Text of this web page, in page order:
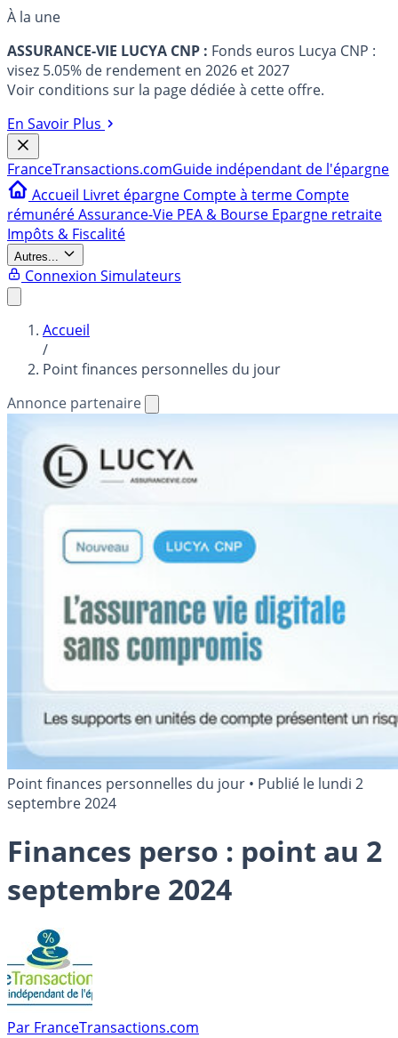
À la une
ASSURANCE-VIE LUCYA CNP : Fonds euros Lucya CNP :
visez 5.05% de rendement en 2026 et 2027
Voir conditions sur la page dédiée à cette offre.
En Savoir Plus
FranceTransactions.comGuide indépendant de l'épargne
Accueil Livret épargne Compte à terme Compte
rémunéréAssurance-Vie PEA & Bourse Epargne retraite
Impôts & Fiscalité
Autres...
Connexion Simulateurs
Accueil
/
Point finances personnelles du jour
Annonce partenaire
Point finances personnelles du jour • Publié le lundi 2
septembre 2024
Finances perso : point au 2
septembre 2024
Par FranceTransactions.com